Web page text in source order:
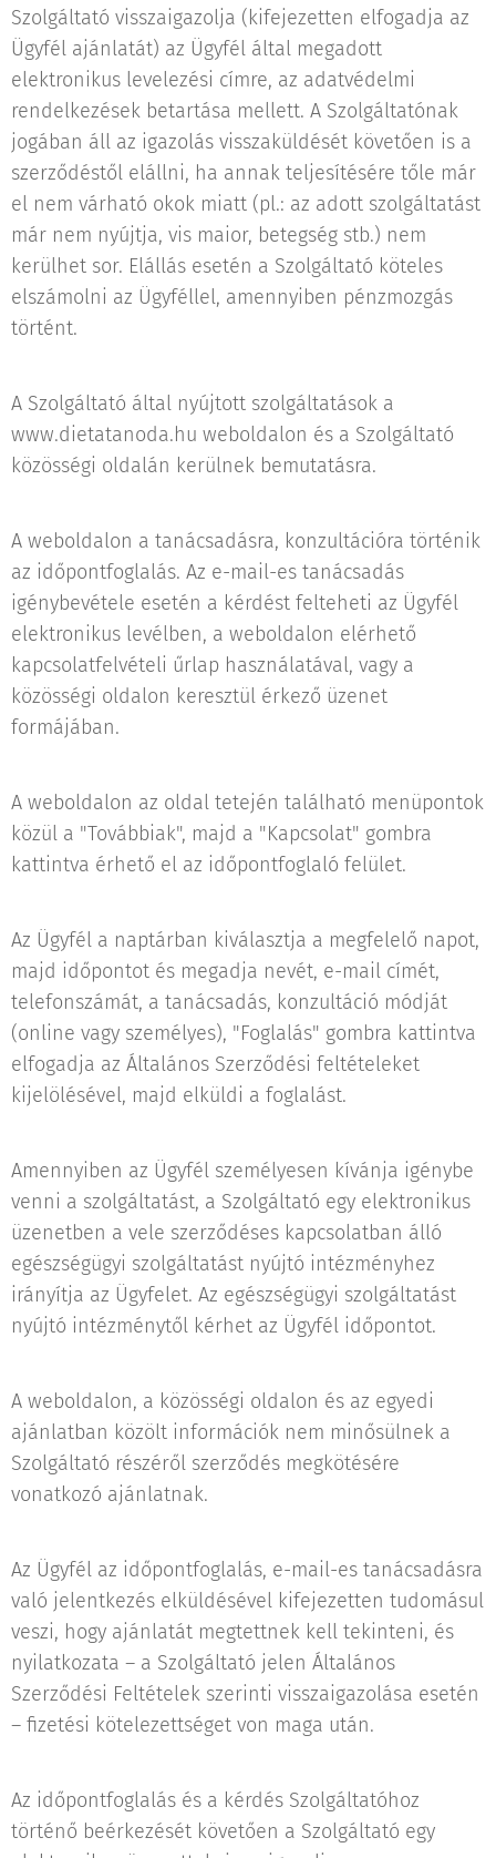
Szolgáltató visszaigazolja (kifejezetten elfogadja az
Ügyfél ajánlatát) az Ügyfél által megadott
elektronikus levelezési címre, az adatvédelmi
rendelkezések betartása mellett. A Szolgáltatónak
jogában áll az igazolás visszaküldését követően is a
szerződéstől elállni, ha annak teljesítésére tőle már
el nem várható okok miatt (pl.: az adott szolgáltatást
már nem nyújtja, vis maior, betegség stb.) nem
kerülhet sor. Elállás esetén a Szolgáltató köteles
elszámolni az Ügyféllel, amennyiben pénzmozgás
történt.
A Szolgáltató által nyújtott szolgáltatások a
www.dietatanoda.hu weboldalon és a Szolgáltató
közösségi oldalán kerülnek bemutatásra.
A weboldalon a tanácsadásra, konzultációra történik
az időpontfoglalás. Az e-mail-es tanácsadás
igénybevétele esetén a kérdést felteheti az Ügyfél
elektronikus levélben, a weboldalon elérhető
kapcsolatfelvételi űrlap használatával, vagy a
közösségi oldalon keresztül érkező üzenet
formájában.
A weboldalon az oldal tetején található menüpontok
közül a "Továbbiak", majd a "Kapcsolat" gombra
kattintva érhető el az időpontfoglaló felület.
Az Ügyfél a naptárban kiválasztja a megfelelő napot,
majd időpontot és megadja nevét, e-mail címét,
telefonszámát, a tanácsadás, konzultáció módját
(online vagy személyes), "Foglalás" gombra kattintva
elfogadja az Általános Szerződési feltételeket
kijelölésével, majd elküldi a foglalást.
Amennyiben az Ügyfél személyesen kívánja igénybe
venni a szolgáltatást, a Szolgáltató egy elektronikus
üzenetben a vele szerződéses kapcsolatban álló
egészségügyi szolgáltatást nyújtó intézményhez
irányítja az Ügyfelet. Az egészségügyi szolgáltatást
nyújtó intézménytől kérhet az Ügyfél időpontot.
A weboldalon, a közösségi oldalon és az egyedi
ajánlatban közölt információk nem minősülnek a
Szolgáltató részéről szerződés megkötésére
vonatkozó ajánlatnak.
Az Ügyfél az időpontfoglalás, e-mail-es tanácsadásra
való jelentkezés elküldésével kifejezetten tudomásul
veszi, hogy ajánlatát megtettnek kell tekinteni, és
nyilatkozata – a Szolgáltató jelen Általános
Szerződési Feltételek szerinti visszaigazolása esetén
– fizetési kötelezettséget von maga után.
Az időpontfoglalás és a kérdés Szolgáltatóhoz
történő beérkezését követően a Szolgáltató egy